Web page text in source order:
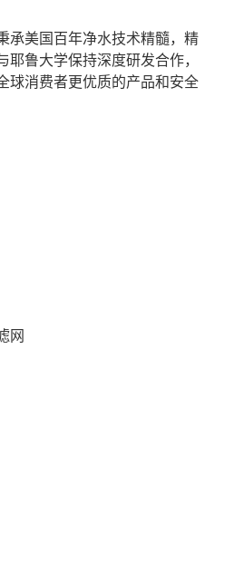
美国百年净水技术精髓，精
鲁大学保持深度研发合作，
球消费者更优质的产品和安全
网